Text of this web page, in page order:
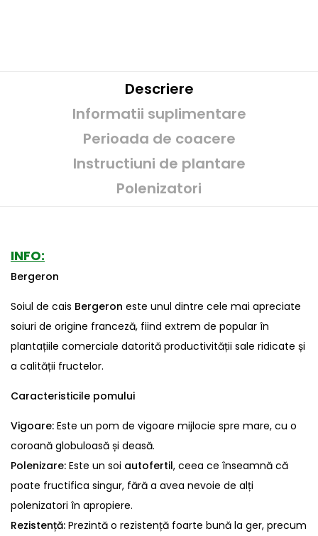
Descriere
Informatii suplimentare
Perioada de coacere
Instructiuni de plantare
Polenizatori
INFO:
Bergeron
Soiul de cais Bergeron este unul dintre cele mai apreciate
soiuri de origine franceză, fiind extrem de popular în
plantațiile comerciale datorită productivității sale ridicate și
a calității fructelor.
Caracteristicile pomului
Vigoare: Este un pom de vigoare mijlocie spre mare, cu o
coroană globuloasă și deasă.
Polenizare: Este un soi autofertil, ceea ce înseamnă că
poate fructifica singur, fără a avea nevoie de alți
polenizatori în apropiere.
Rezistență: Prezintă o rezistență foarte bună la ger, precum